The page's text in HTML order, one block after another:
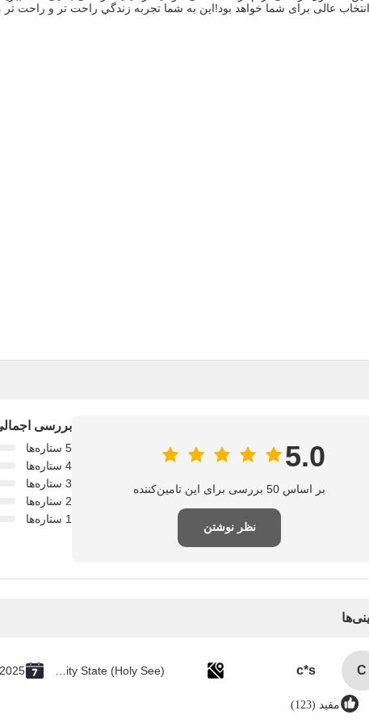
عالی برای شما خواهد بود!اين به شما تجربه زندگي راحت تر و راحت
5.0
بر اساس 50 بررسی برای این تامین‌کننده
نظر نوشتن
بررسی اجمالی
5 ستاره‌ها
4 ستاره‌ها
3 ستاره‌ها
2 ستاره‌ها
1 ستاره‌ها
C
c*s
مفید (123)